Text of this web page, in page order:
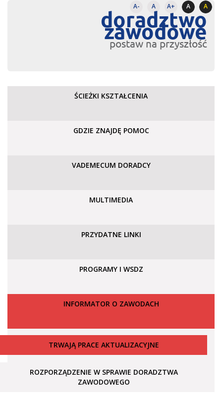
A- A A+ A A
doradztwo
zawodowe
postaw na przyszłość
ŚCIEŻKI KSZTAŁCENIA
GDZIE ZNAJDĘ POMOC
VADEMECUM DORADCY
MULTIMEDIA
PRZYDATNE LINKI
PROGRAMY I WSDZ
INFORMATOR O ZAWODACH
TRWAJĄ PRACE AKTUALIZACYJNE
ROZPORZĄDZENIE W SPRAWIE DORADZTWA
ZAWODOWEGO